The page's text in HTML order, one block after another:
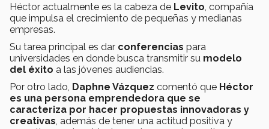
Héctor actualmente es la cabeza de Levito , compañía
que impulsa el crecimiento de pequeñas y medianas
empresas.
Su tarea principal es dar conferencias para
universidades en donde busca transmitir su modelo
del éxito a las jóvenes audiencias.
Por otro lado, Daphne Vázquez comentó que Héctor
es una persona emprendedora que se
caracteriza por hacer propuestas innovadoras y
creativas , además de tener una actitud positiva y